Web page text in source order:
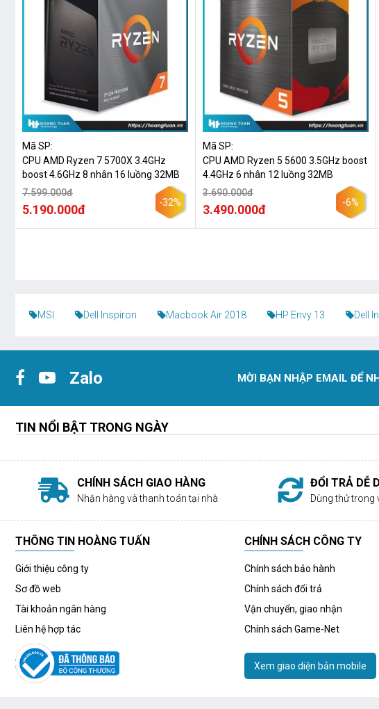
Mã SP:
CPU AMD Ryzen 7 5700X 3.4GHz
boost 4.6GHz 8 nhân 16 luồng 32MB
7.599.000đ
5.190.000đ
-32%
Mã SP:
CPU AMD Ryzen 5 5600 3.5GHz boost
4.4GHz 6 nhân 12 luồng 32MB
3.690.000đ
3.490.000đ
-6%
MSI Dell Inspiron Macbook Air 2018 HP Envy 13 Dell
Zalo MỜI BẠN NHẬP EMAIL ĐỂ
TIN NỔI BẬT TRONG NGÀY
CHÍNH SÁCH GIAO HÀNG
Nhận hàng và thanh toán tại nhà
ĐỔI TRẢ DỄ
Dùng thử trong
THÔNG TIN HOÀNG TUẤN
Giới thiệu công ty
Sơ đồ web
Tài khoản ngân hàng
Liên hệ hợp tác
CHÍNH SÁCH CÔNG TY
Chính sách bảo hành
Chính sách đổi trả
Vận chuyển, giao nhận
Chính sách Game-Net
Xem giao diện bản mobile